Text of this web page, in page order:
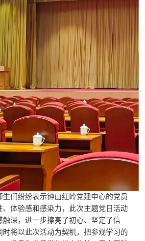
们纷纷表示钟山红岭党建中心的党员
、体验感和感染力，此次主题党日活动
触深，进一步擦亮了初心、坚定了信
时将以此次活动为契机，把参观学习的